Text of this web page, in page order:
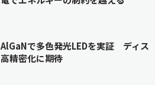
で多色発光LEDを実証 ディス
精密化に期待